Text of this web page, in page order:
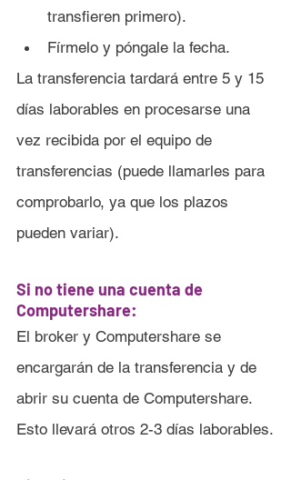
transfieren primero).
Fírmelo y póngale la fecha.
La transferencia tardará entre 5 y 15
días laborables en procesarse una
vez recibida por el equipo de
transferencias (puede llamarles para
comprobarlo, ya que los plazos
pueden variar).
Si no tiene una cuenta de
Computershare:
El broker y Computershare se
encargarán de la transferencia y de
abrir su cuenta de Computershare.
Esto llevará otros 2-3 días laborables.